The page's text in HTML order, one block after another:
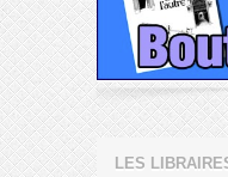
LES